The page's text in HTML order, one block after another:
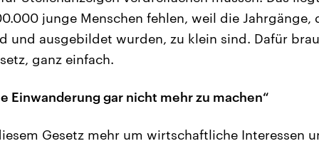
junge Menschen fehlen, weil die Jahrgänge,
und ausgebildet wurden, zu klein sind. Dafür
ganz einfach.
Einwanderung gar nicht mehr zu machen“
Gesetz mehr um wirtschaftliche Interessen